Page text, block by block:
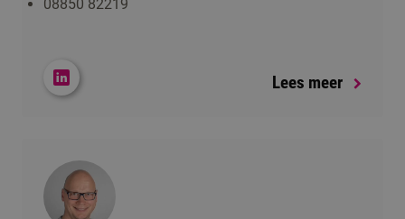
08850 82219
Lees meer